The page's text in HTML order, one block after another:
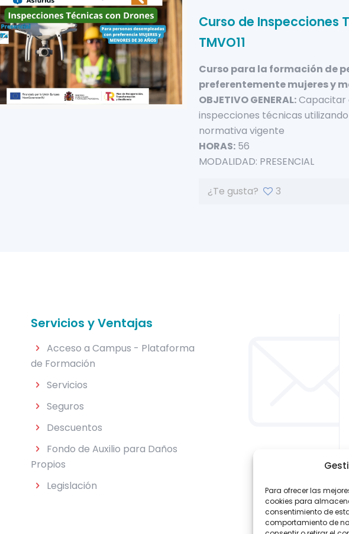
Para ofrecer las
cookies para
consentimiento de
comportamiento de
Curso de Inspecciones
TMVO11
Curso para la formación de
preferentemente mujeres y
OBJETIVO GENERAL:Capacitar
inspecciones técnicas
normativa vigente
HORAS:56
MODALIDAD: PRESENCIAL
¿Te gusta? 3
Servicios y Ventajas
Acceso a Campus - Plataforma
de Formación
Servicios
Seguros
Descuentos
Fondo de Auxilio para Daños
Propios
Legislación